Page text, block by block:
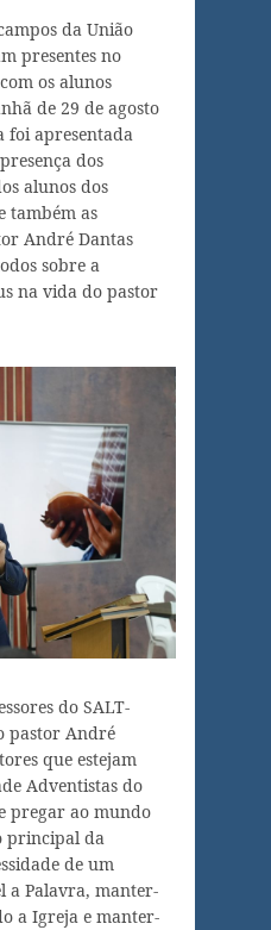
da União
presentes no
os alunos
de 29 de agosto
foi apresentada
dos
alunos dos
também as
André Dantas
sobre a
na vida do pastor
do SALT-
pastor André
que estejam
Adventistas do
pregar ao mundo
principal da
de um
a Palavra, manter-
a Igreja e manter-